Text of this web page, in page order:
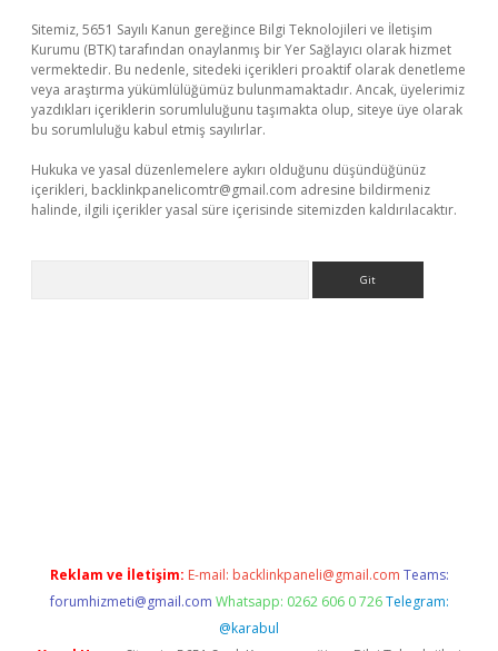
Sitemiz, 5651 Sayılı Kanun gereğince Bilgi Teknolojileri ve İletişim
Kurumu (BTK) tarafından onaylanmış bir Yer Sağlayıcı olarak hizmet
vermektedir. Bu nedenle, sitedeki içerikleri proaktif olarak denetleme
veya araştırma yükümlülüğümüz bulunmamaktadır. Ancak, üyelerimiz
yazdıkları içeriklerin sorumluluğunu taşımakta olup, siteye üye olarak
bu sorumluluğu kabul etmiş sayılırlar.
Hukuka ve yasal düzenlemelere aykırı olduğunu düşündüğünüz
içerikleri, backlinkpanelicomtr@gmail.com adresine bildirmeniz
halinde, ilgili içerikler yasal süre içerisinde sitemizden kaldırılacaktır.
Reklam ve İletişim: E-mail: backlinkpaneli@gmail.com Teams:
forumhizmeti@gmail.com Whatsapp: 0262 606 0 726 Telegram:
@karabul